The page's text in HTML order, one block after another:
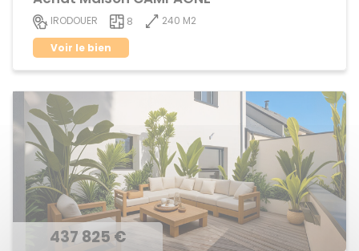
IRODOUER 8
240 M2
Voir le bien
437 825 €